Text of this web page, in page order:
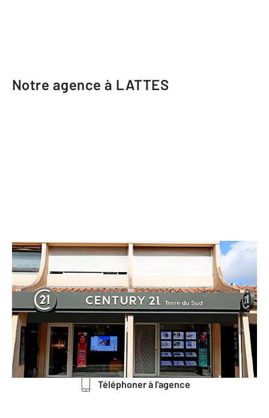
Notre agence à LATTES
CENTURY 21 Terre du Sud
Centre Cial Jacques d'Aragon II
Place Jacques d'Aragon
LATTES - 34970
Envoyer un message
Téléphoner à l'agence